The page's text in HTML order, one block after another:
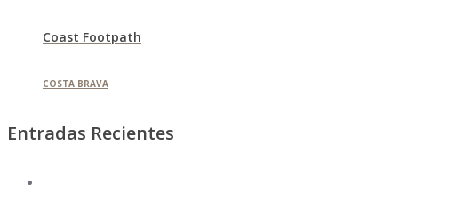
Coast Footpath
COSTA BRAVA
Entradas Recientes